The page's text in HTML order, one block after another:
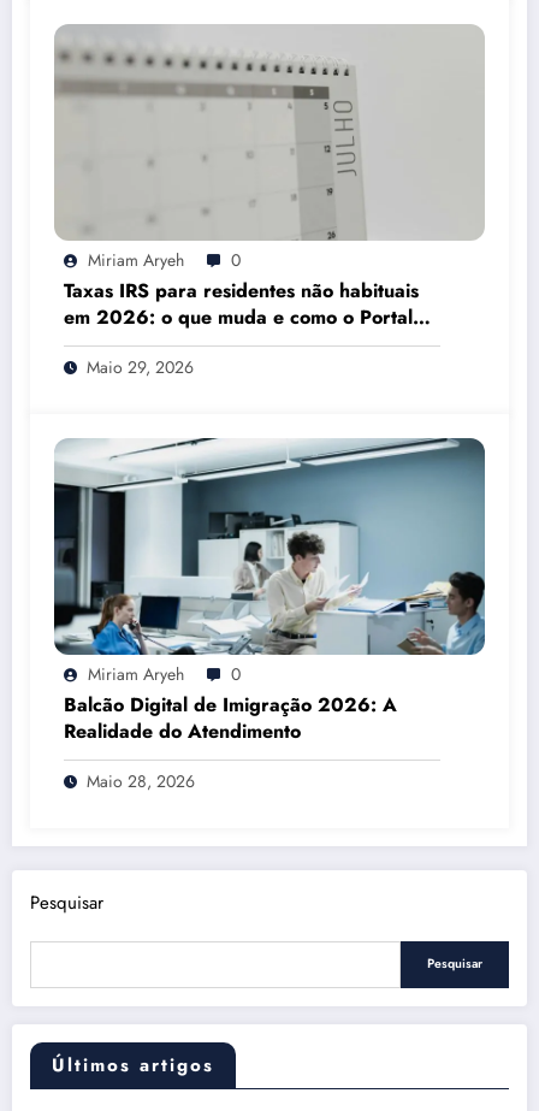
Miriam Aryeh 0
Taxas IRS para residentes não habituais
em 2026: o que muda e como o Portal
das Finanças pode ajudar
Maio 29, 2026
Miriam Aryeh 0
Balcão Digital de Imigração 2026: A
Realidade do Atendimento
Maio 28, 2026
Pesquisar
Pesquisar
Últimos artigos